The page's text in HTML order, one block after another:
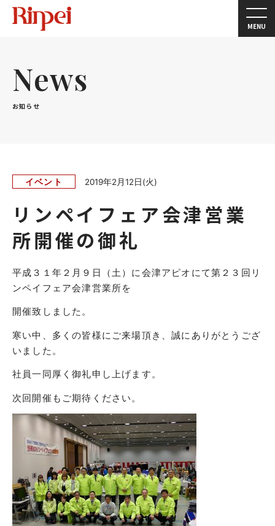
MENU
News
お知らせ
イベント 2019年2月12日(火)
リンペイフェア会津営業
所開催の御礼
平成３１年２月９日（土）に会津アピオにて第２３回リ
ンペイフェア会津営業所を
開催致しました。
寒い中、多くの皆様にご来場頂き、誠にありがとうござ
いました。
社員一同厚く御礼申し上げます。
次回開催もご期待ください。